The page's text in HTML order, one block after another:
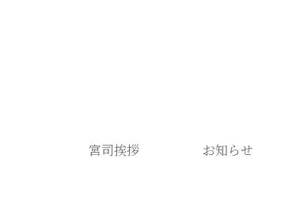
宮司挨拶 お知らせ